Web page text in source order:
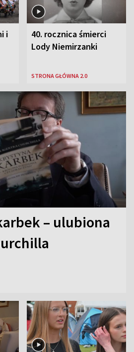
i
40. rocznica śmierci
Lody Niemirzanki
STRONA GŁÓWNA 2.0
– ulubiona